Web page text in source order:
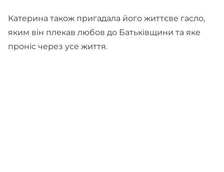
Катерина також пригадала його життєве гасло,
яким він плекав любов до Батьківщини та яке
проніс через усе життя.